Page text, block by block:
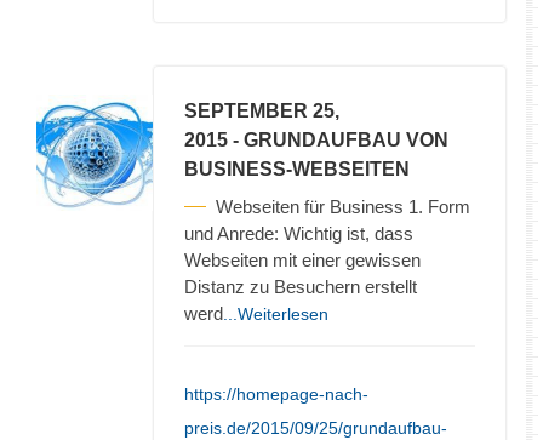
SEPTEMBER 25,
2015 - GRUNDAUFBAU VON
BUSINESS-WEBSEITEN
Webseiten für Business 1. Form
und Anrede: Wichtig ist, dass
Webseiten mit einer gewissen
Distanz zu Besuchern erstellt
werd ...Weiterlesen
https://homepage-nach-
preis.de/2015/09/25/grundaufbau-